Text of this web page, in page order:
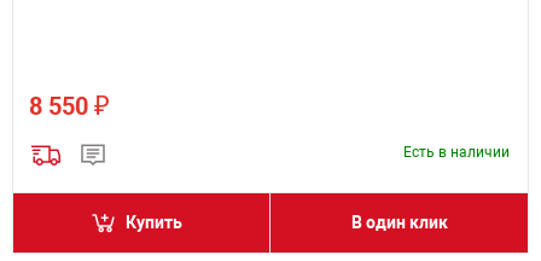
8 550 ₽
Есть в наличии
Купить В один клик